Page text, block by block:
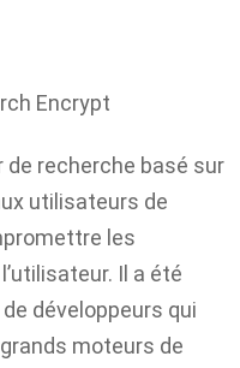
recherche basé sur
utilisateurs de
les
Il a été
développeurs qui
moteurs de